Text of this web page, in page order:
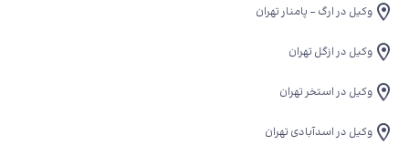
وکیل در ارگ - پامنار تهران
وکیل در ازگل تهران
وکیل در استخر تهران
وکیل در اسدآبادی تهران